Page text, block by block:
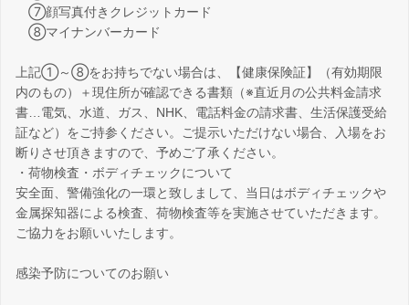
⑦顔写真付きクレジットカード
⑧マイナンバーカード
上記①～⑧をお持ちでない場合は、【健康保険証】（有効期限
内のもの）＋現住所が確認できる書類（※直近月の公共料金請求
書…電気、水道、ガス、NHK、電話料金の請求書、生活保護受給
証など）をご持参ください。ご提示いただけない場合、入場をお
断りさせ頂きますので、予めご了承ください。
・荷物検査・ボディチェックについて
安全面、警備強化の一環と致しまして、当日はボディチェックや
金属探知器による検査、荷物検査等を実施させていただきます。
ご協力をお願いいたします。
感染予防についてのお願い